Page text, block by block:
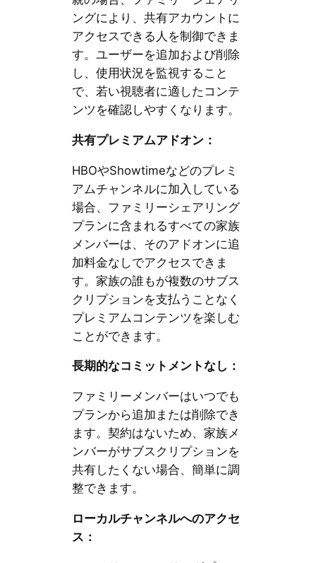
ングにより、共有アカウントに
アクセスできる人を制御できま
す。ユーザーを追加および削除
し、使用状況を監視すること
で、若い視聴者に適したコンテ
ンツを確認しやすくなります。
共有プレミアムアドオン：
HBOやShowtimeなどのプレミ
アムチャンネルに加入している
場合、ファミリーシェアリング
プランに含まれるすべての家族
メンバーは、そのアドオンに追
加料金なしでアクセスできま
す。家族の誰もが複数のサブス
クリプションを支払うことなく
プレミアムコンテンツを楽しむ
ことができます。
長期的なコミットメントなし：
ファミリーメンバーはいつでも
プランから追加または削除でき
ます。契約はないため、家族メ
ンバーがサブスクリプションを
共有したくない場合、簡単に調
整できます。
ローカルチャンネルへのアクセ
ス：